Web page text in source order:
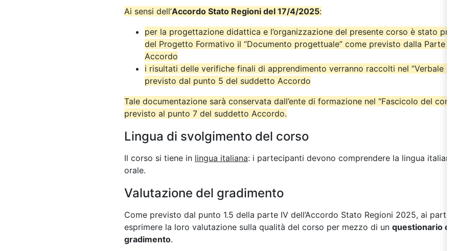
Ai sensi dell’Accordo Stato Regioni del 17/4/2025:
per la progettazione didattica e l’organizzazione del presente corso è stato
del Progetto Formativo il “Documento progettuale” come previsto dalla Parte IV
Accordo
i risultati delle verifiche finali di apprendimento verranno raccolti nel “Verbale
previsto dal punto 5 del suddetto Accordo
Tale documentazione sarà conservata dall’ente di formazione nel “Fascicolo del
previsto al punto 7 del suddetto Accordo.
Lingua di svolgimento del corso
Il corso si tiene in lingua italiana: i partecipanti devono comprendere la lingua italiana
orale.
Valutazione del gradimento
Come previsto dal punto 1.5 della parte IV dell’Accordo Stato Regioni 2025, ai
esprimere la loro valutazione sulla qualità del corso per mezzo di un questionario di
gradimento.